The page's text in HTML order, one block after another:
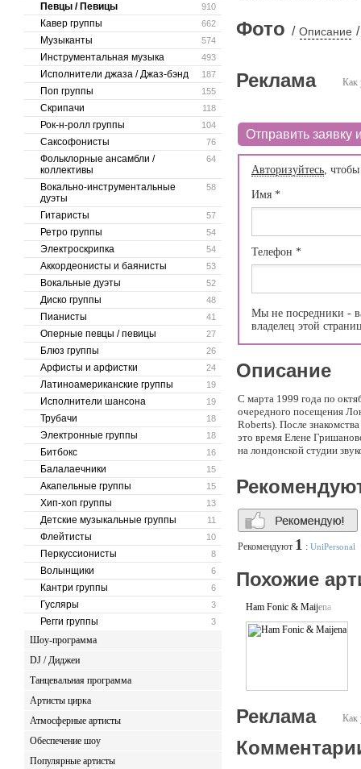
910
Певцы / Певицы
662
Кавер группы
574
Музыканты
493
Инструментальная музыка
187
Исполнители джаза / Джаз-бэнд
155
Поп группы
118
Скрипачи
104
Рок-н-ролл группы
76
Саксофонисты
64
Фольклорные ансамбли /
коллективы
58
Вокально-инструментальные
дуэты
57
Гитаристы
54
Ретро группы
54
Электроскрипка
53
Аккордеонисты и баянисты
52
Вокальные дуэты
48
Диско группы
41
Пианисты
27
Оперные певцы / певицы
26
Блюз группы
24
Арфисты и арфистки
19
Латиноамериканские группы
19
Исполнители шансона
18
Трубачи
18
Электронные группы
16
Битбокс
15
Балалаечники
15
Акапельные группы
13
Хип-хоп группы
11
Детские музыкальные группы
10
Флейтисты
8
Перкуссионисты
6
Волынщики
6
Кантри группы
3
Гусляры
3
Регги группы
Шоу-программа
DJ / Диджеи
Танцевальная программа
Артисты цирка
Атмосферные артисты
Обеспечение шоу
Популярные артисты
Фото / Описание /
Как
Реклама
Отправить заявку
Авторизуйтесь,
Имя *
Телефон *
Мы не посредники -
владелец этой
Описание
С марта 1999 года по
очередного посещения
Roberts). После
это время Елене
на лондонской студии
Рекомендуют 1 : UniPersonal
Похожие
Ham Fonic & Maijena
Как
Реклама